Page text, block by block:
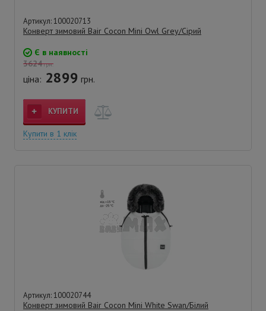
Артикул: 100020713
Конверт зимовий Bair Cocon Mini Owl Grey/Сірий
Є в наявності
3624грн.
ціна: 2899 грн.
КУПИТИ
Купити в 1 клік
Артикул: 100020744
Конверт зимовий Bair Cocon Mini White Swan/Білий